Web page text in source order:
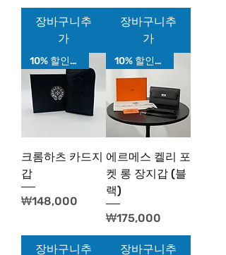
장바구니추
가
장바구니추
가
10% 할인가!
크롬하츠 카드지
갑
가격
₩148,000
장바구니추
10% 할인가!
에르메스 켈리 포
켓 롱 장지갑 (블
랙)
가격
₩175,000
장바구니추